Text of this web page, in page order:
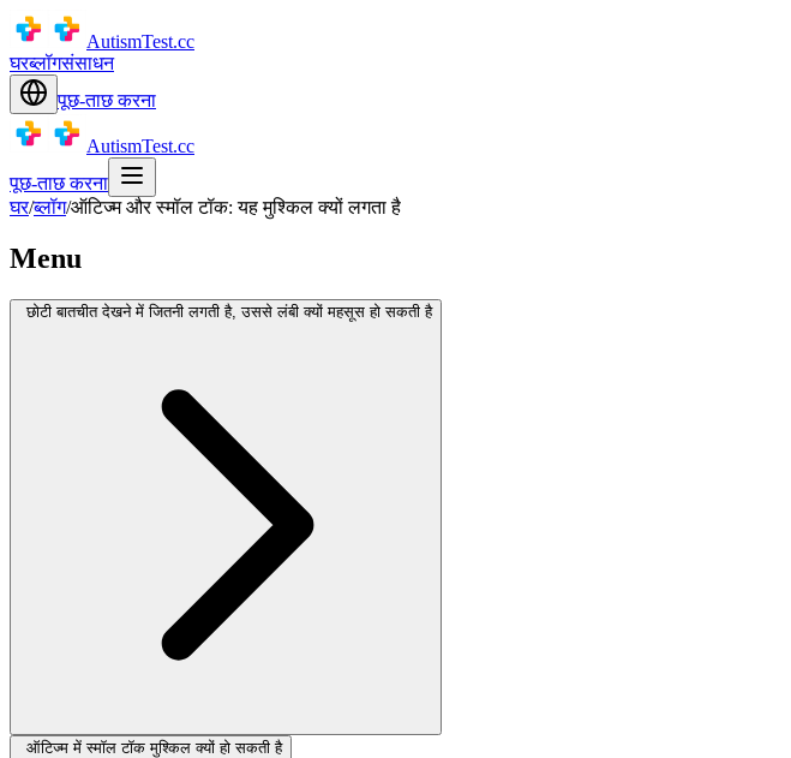
AutismTest.cc
घरब्लॉगसंसाधन
पूछ-ताछ करना
AutismTest.cc
पूछ-ताछ करना
घर/ब्लॉग/ऑटिज्म और स्मॉल टॉक: यह मुश्किल क्यों लगता है
Menu
छोटी बातचीत देखने में जितनी लगती है, उससे लंबी क्यों महसूस हो सकती है
ऑटिज्म में स्मॉल टॉक मुश्किल क्यों हो सकती है